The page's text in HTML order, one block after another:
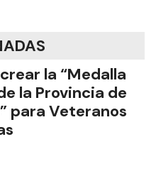
la “Medalla
la Provincia de
para Veteranos